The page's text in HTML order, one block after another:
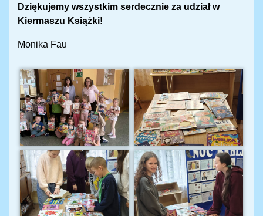
Dziękujemy wszystkim serdecznie za udział w
Kiermaszu Książki!
Monika Fau